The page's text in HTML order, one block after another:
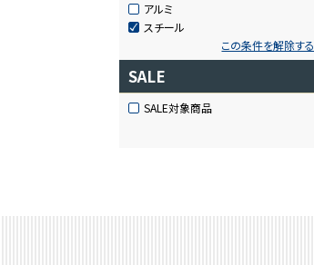
アルミ
スチール
この条件を解除する
SALE
SALE対象商品